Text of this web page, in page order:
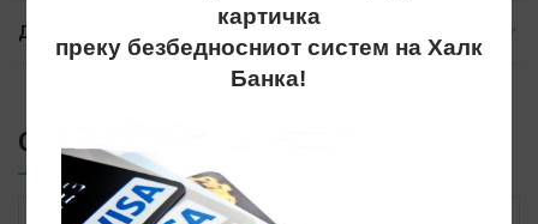
ДОСТАВА
СЛИЧНИ ПРОИЗВОДИ
картичка
преку безбедносниот систем на Халк
Банка!